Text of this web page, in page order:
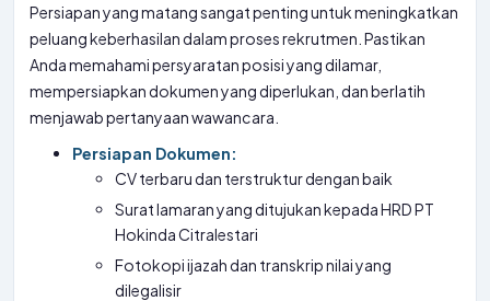
Persiapan yang matang sangat penting untuk meningkatkan
peluang keberhasilan dalam proses rekrutmen. Pastikan
Anda memahami persyaratan posisi yang dilamar,
mempersiapkan dokumen yang diperlukan, dan berlatih
menjawab pertanyaan wawancara.
Persiapan Dokumen:
CV terbaru dan terstruktur dengan baik
Surat lamaran yang ditujukan kepada HRD PT
Hokinda Citralestari
Fotokopi ijazah dan transkrip nilai yang
dilegalisir